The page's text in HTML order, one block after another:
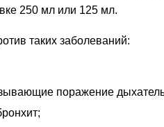
250 мл или 125 мл.
таких заболеваний:
поражение